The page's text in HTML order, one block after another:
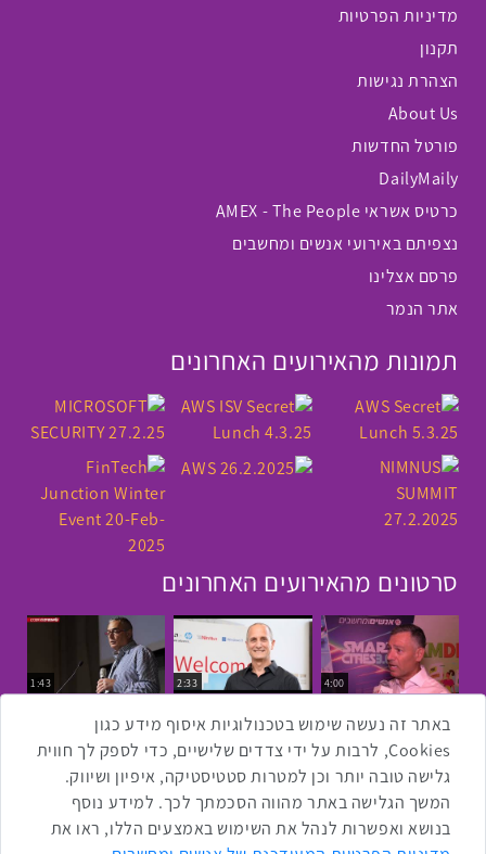
מדיניות הפרטיות
תקנון
הצהרת נגישות
About Us
פורטל החדשות
DailyMaily
כרטיס אשראי AMEX - The People
נצפיתם באירועי אנשים ומחשבים
פרסם אצלינו
אתר הנמר
תמונות מהאירועים האחרונים
סרטונים מהאירועים האחרונים
4:00
2:33
1:43
3:52
כנס RPA
1:14
כנס בינת יערות הכרמל
כנס F5
באתר זה נעשה שימוש בטכנולוגיות איסוף מידע כגון
Cookies, לרבות על ידי צדדים שלישיים, כדי לספק לך חווית
גלישה טובה יותר וכן למטרות סטטיסטיקה, איפיון ושיווק.
המשך הגלישה באתר מהווה הסכמתך לכך. למידע נוסף
בנושא ואפשרות לנהל את השימוש באמצעים הללו, ראו את